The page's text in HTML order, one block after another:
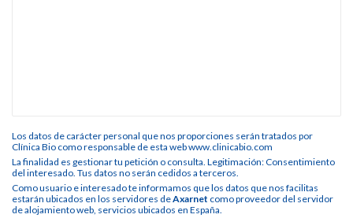
Los datos de carácter personal que nos proporciones serán tratados por
Clínica Bio como responsable de esta web www.clinicabio.com
La finalidad es gestionar tu petición o consulta. Legitimación: Consentimiento
del interesado. Tus datos no serán cedidos a terceros.
Como usuario e interesado te informamos que los datos que nos facilitas
estarán ubicados en los servidores deAxarnet como proveedor del servidor
de alojamiento web, servicios ubicados en España.